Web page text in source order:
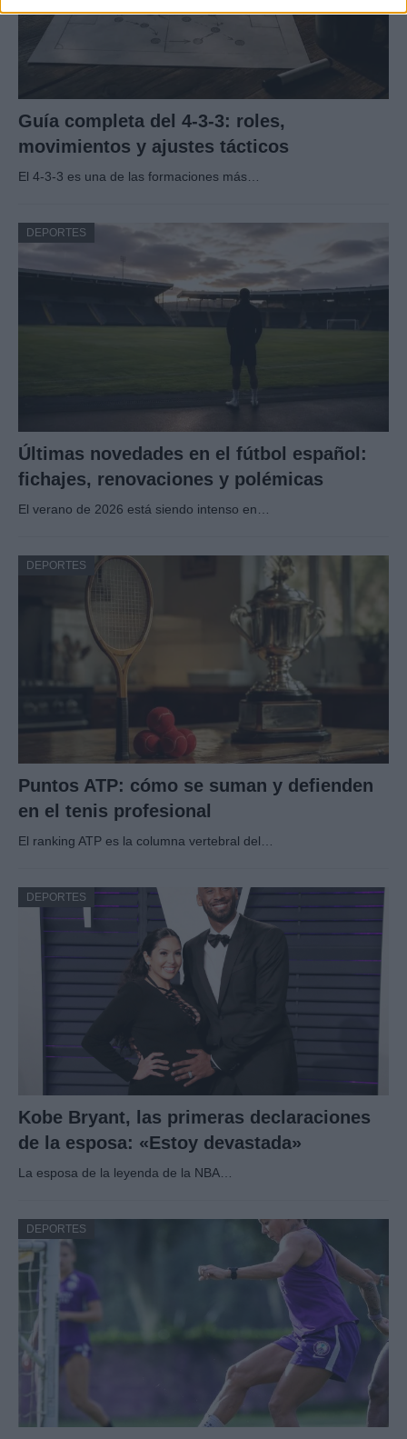
Guía completa del 4-3-3: roles,
movimientos y ajustes tácticos
El 4-3-3 es una de las formaciones más…
DEPORTES
Últimas novedades en el fútbol español:
fichajes, renovaciones y polémicas
El verano de 2026 está siendo intenso en…
DEPORTES
Puntos ATP: cómo se suman y defienden
en el tenis profesional
El ranking ATP es la columna vertebral del…
DEPORTES
Kobe Bryant, las primeras declaraciones
de la esposa: «Estoy devastada»
La esposa de la leyenda de la NBA…
DEPORTES